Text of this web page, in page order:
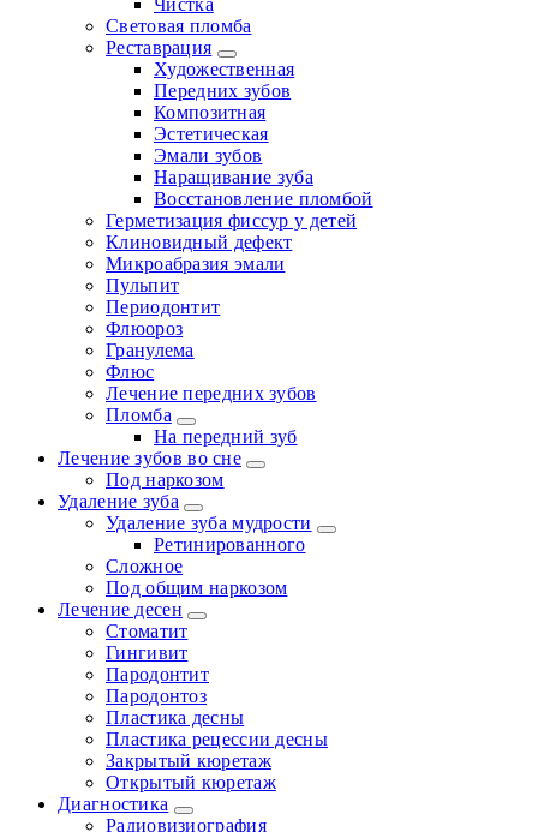
Чистка
Световая пломба
Реставрация
Художественная
Передних зубов
Композитная
Эстетическая
Эмали зубов
Наращивание зуба
Восстановление пломбой
Герметизация фиссур у детей
Клиновидный дефект
Микроабразия эмали
Пульпит
Периодонтит
Флюороз
Гранулема
Флюс
Лечение передних зубов
Пломба
На передний зуб
Лечение зубов во сне
Под наркозом
Удаление зуба
Удаление зуба мудрости
Ретинированного
Сложное
Под общим наркозом
Лечение десен
Стоматит
Гингивит
Пародонтит
Пародонтоз
Пластика десны
Пластика рецессии десны
Закрытый кюретаж
Открытый кюретаж
Диагностика
Радиовизиография